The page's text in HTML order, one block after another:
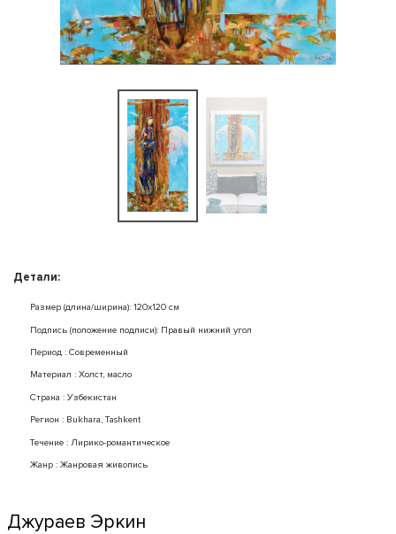
Детали:
Размер (длина/ширина): 120x120 см
Подпись (положение подписи): Правый нижний угол
Период : Современный
Mатериал : Холст, масло
Страна : Узбекистан
Регион : Bukhara, Tashkent
Течение : Лирико-романтическое
Жанр : Жанровая живопись
Джураев Эркин